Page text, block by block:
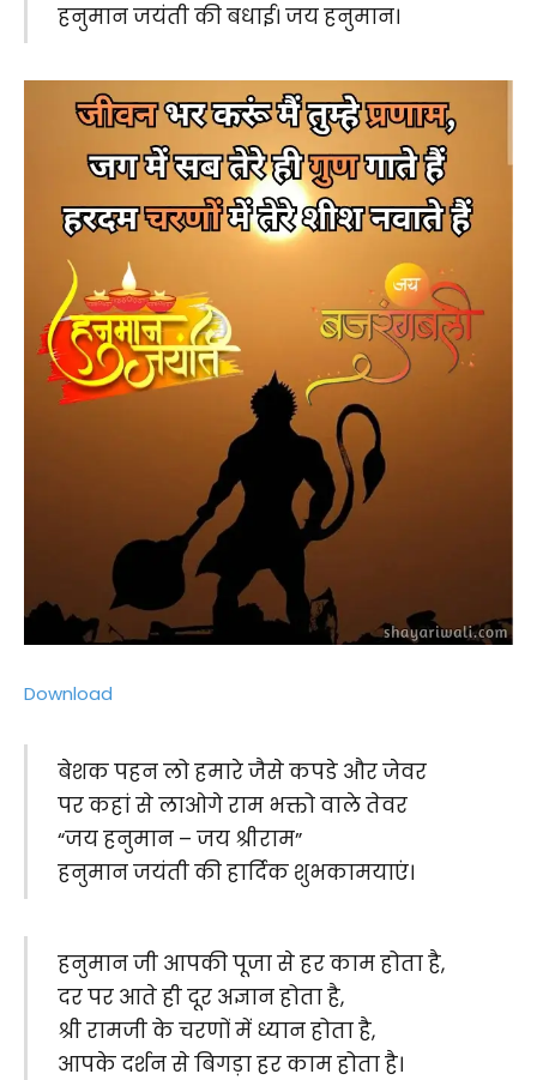
हनुमान जयंती की बधाई। जय हनुमान।
Download
बेशक पहन लो हमारे जैसे कपडे और जेवर
पर कहां से लाओगे राम भक्तो वाले तेवर
“जय हनुमान – जय श्रीराम”
हनुमान जयंती की हार्दिक शुभकामयाएं।
हनुमान जी आपकी पूजा से हर काम होता है,
दर पर आते ही दूर अज्ञान होता है,
श्री रामजी के चरणों में ध्यान होता है,
आपके दर्शन से बिगड़ा हर काम होता है।